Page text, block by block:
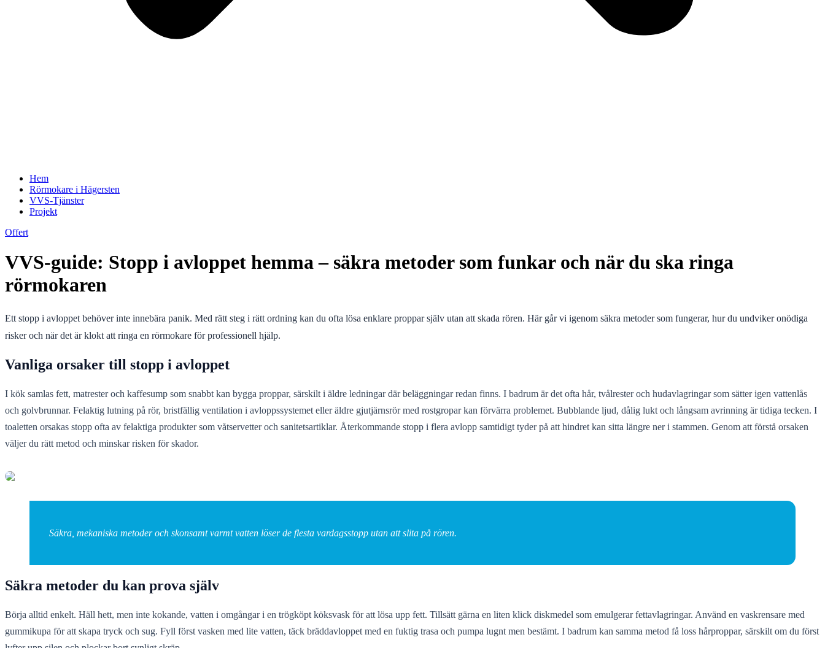
Hem
Rörmokare i Hägersten
VVS-Tjänster
Projekt
Offert
VVS-guide: Stopp i avloppet hemma – säkra metoder som funkar och när du ska ringa
rörmokaren
Ett stopp i avloppet behöver inte innebära panik. Med rätt steg i rätt ordning kan du ofta lösa enklare proppar själv utan att skada rören. Här går vi igenom säkra metoder som fungerar, hur du undviker onödiga
risker och när det är klokt att ringa en rörmokare för professionell hjälp.
Vanliga orsaker till stopp i avloppet
I kök samlas fett, matrester och kaffesump som snabbt kan bygga proppar, särskilt i äldre ledningar där beläggningar redan finns. I badrum är det ofta hår, tvålrester och hudavlagringar som sätter igen vattenlås
och golvbrunnar. Felaktig lutning på rör, bristfällig ventilation i avloppssystemet eller äldre gjutjärnsrör med rostgropar kan förvärra problemet. Bubblande ljud, dålig lukt och långsam avrinning är tidiga tecken. I
toaletten orsakas stopp ofta av felaktiga produkter som våtservetter och sanitetsartiklar. Återkommande stopp i flera avlopp samtidigt tyder på att hindret kan sitta längre ner i stammen. Genom att förstå orsaken
väljer du rätt metod och minskar risken för skador.
Säkra, mekaniska metoder och skonsamt varmt vatten löser de flesta vardagsstopp utan att slita på rören.
Säkra metoder du kan prova själv
Börja alltid enkelt. Häll hett, men inte kokande, vatten i omgångar i en trögköpt köksvask för att lösa upp fett. Tillsätt gärna en liten klick diskmedel som emulgerar fettavlagringar. Använd en vaskrensare med
gummikupa för att skapa tryck och sug. Fyll först vasken med lite vatten, täck bräddavloppet med en fuktig trasa och pumpa lugnt men bestämt. I badrum kan samma metod få loss hårproppar, särskilt om du först